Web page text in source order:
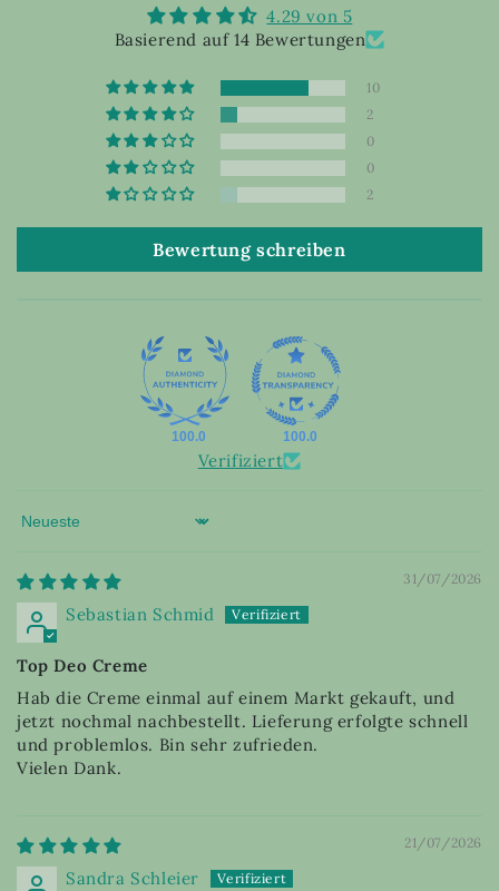
4.29 von 5
Basierend auf 14 Bewertungen
10
2
0
0
2
Bewertung schreiben
100.0 100.0
Verifiziert
Sort by
31/07/2026
Sebastian Schmid
Top Deo Creme
Hab die Creme einmal auf einem Markt gekauft, und
jetzt nochmal nachbestellt. Lieferung erfolgte schnell
und problemlos. Bin sehr zufrieden.
Vielen Dank.
21/07/2026
Sandra Schleier